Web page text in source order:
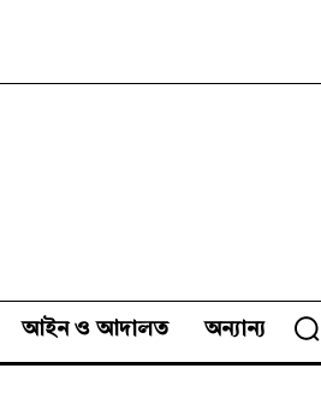
আইন ও আদালত অন্যান্য